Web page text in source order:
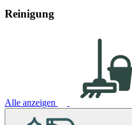
Reinigung
Alle anzeigen